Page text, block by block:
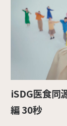
iSDG医食同
編 30秒